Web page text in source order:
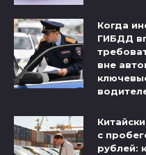
Когда
ГИБДД
вне
с
рублей: